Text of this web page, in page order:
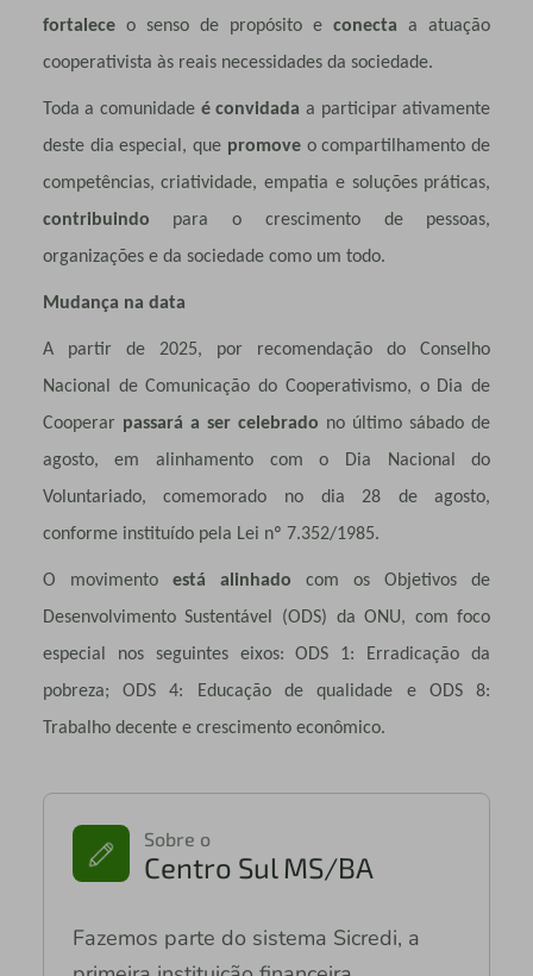
fortaleceo senso de propósito econecta a atuação
cooperativista às reais necessidades da sociedade.
Toda a comunidade é convidada a participar ativamente
deste dia especial, que promoveo compartilhamento de
competências, criatividade, empatia e soluções práticas,
contribuindo para o crescimento de pessoas,
organizações e da sociedade como um todo.
Mudança na data
A partir de 2025, por recomendação do Conselho
Nacional de Comunicação do Cooperativismo, o Dia de
Cooperar passará a ser celebrado no último sábado de
agosto, em alinhamento com o Dia Nacional do
Voluntariado, comemorado no dia 28 de agosto,
conforme instituído pela Lei nº 7.352/1985.
O movimento está alinhado com os Objetivos de
Desenvolvimento Sustentável (ODS) da ONU, com foco
especial nos seguintes eixos: ODS 1: Erradicação da
pobreza; ODS 4: Educação de qualidade e ODS 8:
Trabalho decente e crescimento econômico.
Sobre o
Centro Sul MS/BA
Fazemos parte do sistema Sicredi, a